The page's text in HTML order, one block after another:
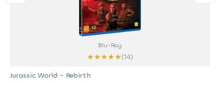
Blu-Ray
★★★★★(14)
Jurassic World - Rebirth